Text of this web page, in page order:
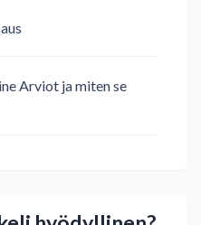
Arviot ja miten se